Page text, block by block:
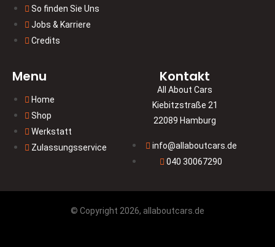
So finden Sie Uns
Jobs & Karriere
Credits
Menu
Home
Shop
Werkstatt
Zulassungsservice
Kontakt
All About Cars
Kiebitzstraße 21
22089 Hamburg
info@allaboutcars.de
040 30067290
© Copyright 2026, allaboutcars.de